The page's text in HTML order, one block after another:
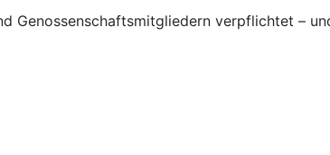
Genossenschaftsmitgliedern verpflichtet –